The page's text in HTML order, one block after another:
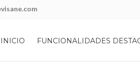
INICIO FUNCIONALIDADES